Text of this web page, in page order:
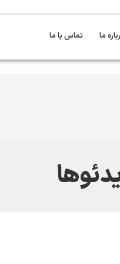
ما تماس با ما